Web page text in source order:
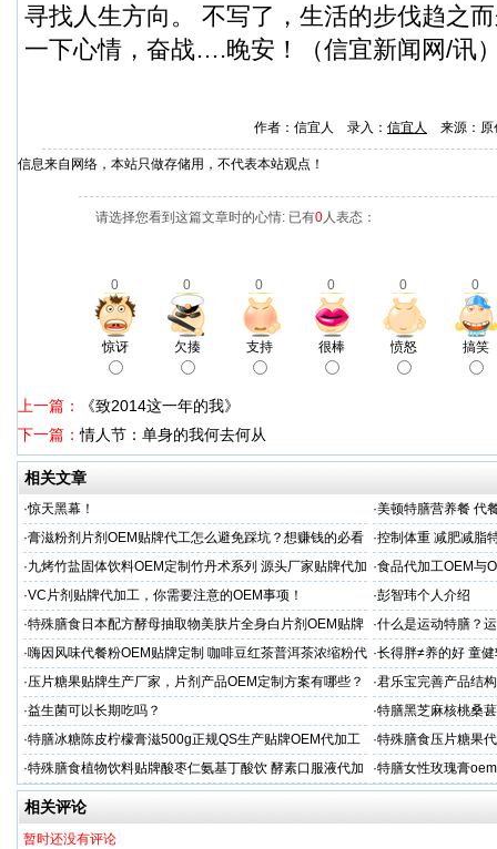
寻找人生方向。 不写了，生活的步伐趋之
一下心情，奋战….晚安！（信宜新闻 网/讯
作者：信宜人 录入： 信宜人 来源：
信息来自网络，本站只做存储用，不代表本站观点！
请选择您看到这篇文章时的心情: 已有0人表态：
0 0 0 0 0 0
惊讶 欠揍 支持 很棒 愤怒 搞笑
上一篇：
《致2014这一年的我》
下一篇：情人节：单身的我何去何从
相关文章
·惊天黑幕！ ·美顿特膳营养餐 代
家
·膏滋粉剂片剂OEM贴牌代工怎么避免踩坑？想赚钱的必看 ·控制体重 减肥减脂
厂家
·九烤竹盐固体饮料OEM定制竹丹术系列 源头厂家贴牌代加
工
·食品代加工OEM与
·VC片剂贴牌代加工，你需要注意的OEM事项！ ·彭智玮个人介绍
·特殊膳食日本配方酵母抽取物美肤片全身白片剂OEM贴牌
代加工
·什么是运动特膳？
·嗨因风味代餐粉OEM贴牌定制 咖啡豆红茶普洱茶浓缩粉代
加工
·长得胖≠养的好 童
·压片糖果贴牌生产厂家，片剂产品OEM定制方案有哪些？ ·君乐宝完善产品结
·益生菌可以长期吃吗？ ·特膳黑芝麻核桃桑
·特膳冰糖陈皮柠檬膏滋500g正规QS生产贴牌OEM代加工
厂
·特殊膳食压片糖果
·特殊膳食植物饮料贴牌酸枣仁氨基丁酸饮 酵素口服液代加
工厂
·特膳女性玫瑰膏
贴牌
相关评论
暂时还没有评论